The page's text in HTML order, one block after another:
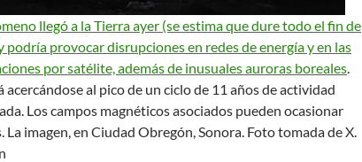
llegó a la Tierra ayer (se estima que dure todo el fin de
podría provocar disrupciones en redes de energía y en las
por satélite, además de inusuales auroras boreales.
acercándose al pico de un ciclo de 11 años de actividad
Los campos magnéticos asociados pueden ocasionar
La imagen, en Ciudad Obregón, Sonora. Foto tomada de X.